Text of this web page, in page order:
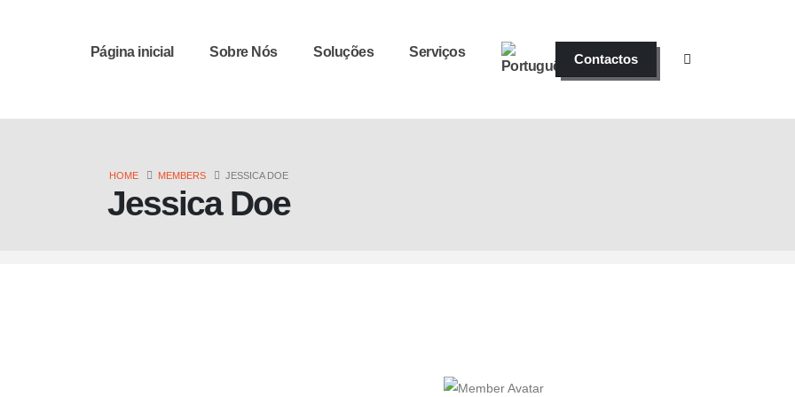
Página inicial Sobre Nós Soluções Serviços Contactos
HOME MEMBERS JESSICA DOE
Jessica Doe